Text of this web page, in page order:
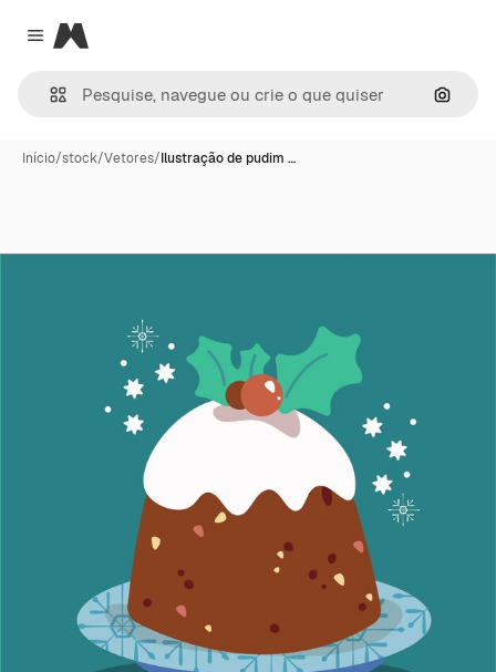
Close menu
Magnific
Início/stock/Vetores/Ilustração de pudim …